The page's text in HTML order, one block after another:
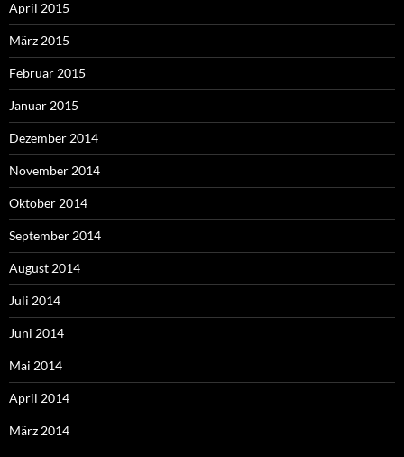
April 2015
März 2015
Februar 2015
Januar 2015
Dezember 2014
November 2014
Oktober 2014
September 2014
August 2014
Juli 2014
Juni 2014
Mai 2014
April 2014
März 2014